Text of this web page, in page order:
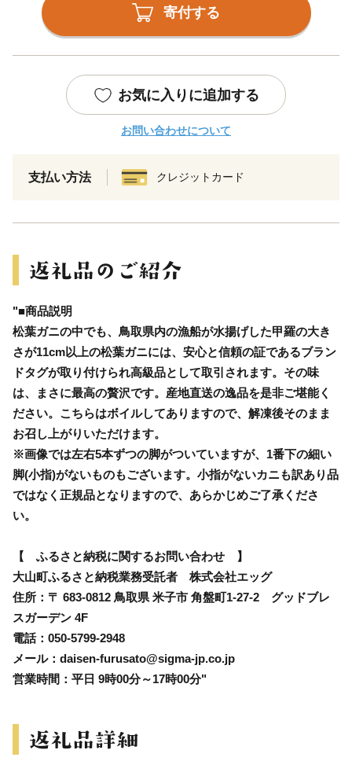
寄付する
お気に入りに追加する
お問い合わせについて
支払い方法 クレジットカード
"■商品説明
松葉ガニの中でも、鳥取県内の漁船が水揚げした甲羅の大き
さが11cm以上の松葉ガニには、安心と信頼の証であるブラン
ドタグが取り付けられ高級品として取引されます。その味
は、まさに最高の贅沢です。産地直送の逸品を是非ご堪能く
ださい。こちらはボイルしてありますので、解凍後そのまま
お召し上がりいただけます。
※画像では左右5本ずつの脚がついていますが、1番下の細い
脚(小指)がないものもございます。小指がないカニも訳あり品
ではなく正規品となりますので、あらかじめご了承くださ
い。
【 ふるさと納税に関するお問い合わせ 】
大山町ふるさと納税業務受託者 株式会社エッグ
住所：〒 683-0812 鳥取県 米子市 角盤町1-27-2 グッドブレ
スガーデン 4F
電話：050-5799-2948
メール：daisen-furusato@sigma-jp.co.jp
営業時間：平日 9時00分～17時00分"